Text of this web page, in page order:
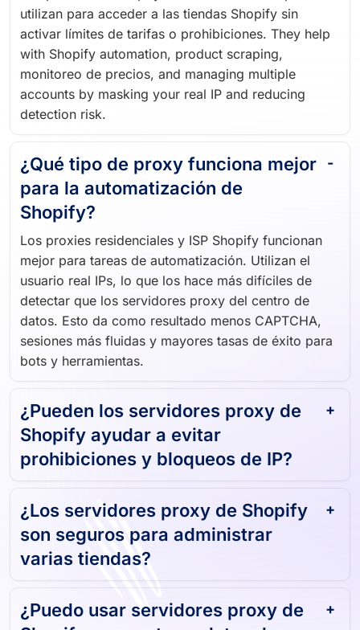
utilizan para acceder a las tiendas Shopify sin
activar límites de tarifas o prohibiciones. They help
with Shopify automation, product scraping,
monitoreo de precios, and managing multiple
accounts by masking your real IP and reducing
detection risk.
¿Qué tipo de proxy funciona mejor
para la automatización de
Shopify?
Los proxies residenciales y ISP Shopify funcionan
mejor para tareas de automatización. Utilizan el
usuario real IPs, lo que los hace más difíciles de
detectar que los servidores proxy del centro de
datos. Esto da como resultado menos CAPTCHA,
sesiones más fluidas y mayores tasas de éxito para
bots y herramientas.
¿Pueden los servidores proxy de
Shopify ayudar a evitar
prohibiciones y bloqueos de IP?
¿Los servidores proxy de Shopify
son seguros para administrar
varias tiendas?
¿Puedo usar servidores proxy de